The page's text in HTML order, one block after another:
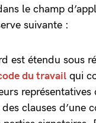
le champ
suivante :
est étendu sous
du travail qui
clauses d’une